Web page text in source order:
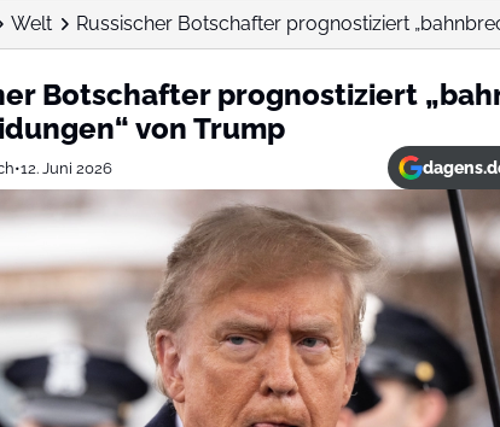
Welt Russischer Botschafter prognostiziert
Botschafter prognostiziert
von Trump
•12. Juni 2026